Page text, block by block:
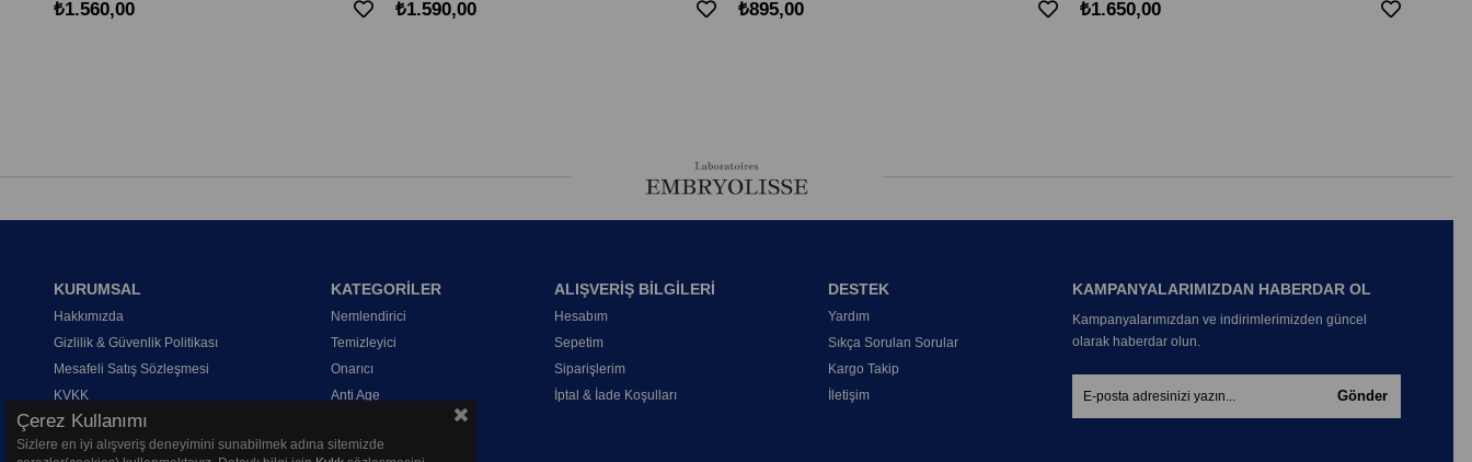
₺1.560,00 ₺1.590,00 ₺895,00 ₺1.650,00
KURUMSAL
Hakkımızda
Gizlilik & Güvenlik Politikası
Mesafeli Satış Sözleşmesi
KVKK
KATEGORİLER
Nemlendirici
Temizleyici
Onarıcı
Anti Age
ALIŞVERİŞ BİLGİLERİ
Hesabım
Sepetim
Siparişlerim
İptal & İade Koşulları
DESTEK
Yardım
Sıkça Sorulan Sorular
Kargo Takip
İletişim
KAMPANYALARIMIZDAN HABERDAR OL
Kampanyalarımızdan ve indirimlerimizden güncel
olarak haberdar olun.
Gönder
Çerez Kullanımı
Sizlere en iyi alışveriş deneyimini sunabilmek adına sitemizde